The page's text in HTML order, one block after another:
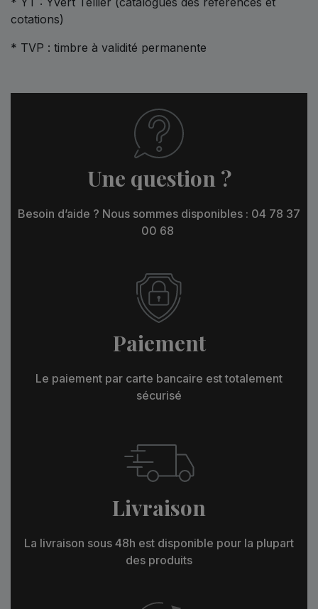
cotations)
* TVP : timbre à validité permanente
Une question ?
Besoin d’aide ? Nous sommes disponibles : 04 78 37
00 68
Paiement
Le paiement par carte bancaire est totalement
sécurisé
Livraison
La livraison sous 48h est disponible pour la plupart
des produits